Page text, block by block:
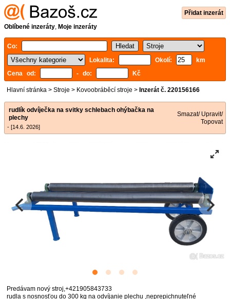
Přidat inzerát
Oblíbené inzeráty, Moje inzeráty
Co:
Lokalita:
Okolí:
km
Cena od:
- do: Kč
Hlavní stránka > Stroje > Kovoobráběcí stroje > Inzerát č. 220156166
rudlík odvíječka na svitky schlebach ohýbačka na
plechy
- [14.6. 2026]
Smazat/ Upravit/
Topovat
Predávam nový stroj,+421905843733
rudla s nosnosťou do 300 kg na odvíjanie plechu ,neprepichnuteľné